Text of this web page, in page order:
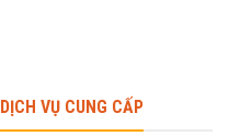
DỊCH VỤ CUNG CẤP